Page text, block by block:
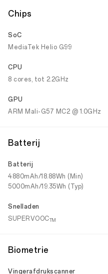
Chips
SoC
MediaTek Helio G99
CPU
8 cores, tot 2.2GHz
GPU
ARM Mali-G57 MC2 @ 1.0GHz
Batterij
Batterij
4880mAh/18.88Wh (Min)
5000mAh/19.35Wh (Typ)
Snelladen
SUPERVOOCTM
Biometrie
Vingerafdrukscanner